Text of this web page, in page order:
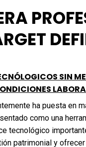
SIN
ha puesta en
como una
tecnológico
patrimonial y ofrecer